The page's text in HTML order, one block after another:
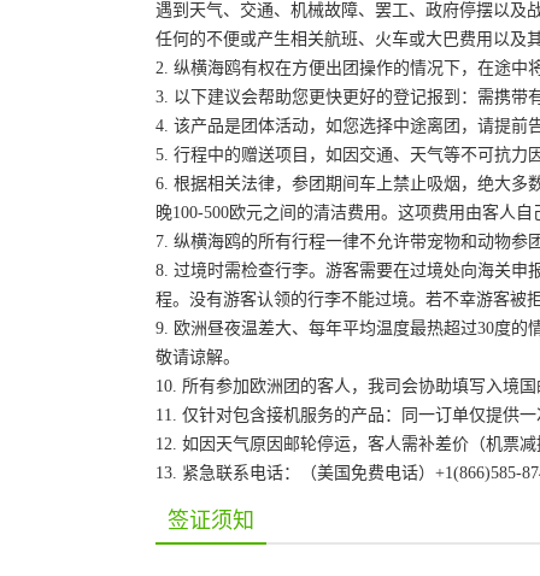
遇到天气、交通、机械故障、罢工、政府停摆以及
任何的不便或产生相关航班、火车或大巴费用以及
2. 纵横海鸥有权在方便出团操作的情况下，在途
3. 以下建议会帮助您更快更好的登记报到：需携
4. 该产品是团体活动，如您选择中途离团，请提
5. 行程中的赠送项目，如因交通、天气等不可抗
6. 根据相关法律，参团期间车上禁止吸烟，绝大
晚100-500欧元之间的清洁费用。这项费用由客人
7. 纵横海鸥的所有行程一律不允许带宠物和动物参
8. 过境时需检查行李。游客需要在过境处向海关
程。没有游客认领的行李不能过境。若不幸游客被
9. 欧洲昼夜温差大、每年平均温度最热超过30度
敬请谅解。
10. 所有参加欧洲团的客人，我司会协助填写入境
11. 仅针对包含接机服务的产品：同一订单仅提供
12. 如因天气原因邮轮停运，客人需补差价（机票
13. 紧急联系电话：（美国免费电话）+1(866)585-
签证须知